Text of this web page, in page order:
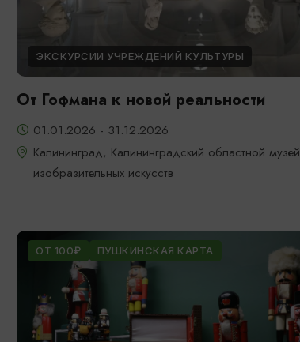
ЭКСКУРСИИ УЧРЕЖДЕНИЙ КУЛЬТУРЫ
От Гофмана к новой реальности
01.01.2026 - 31.12.2026
Калининград, Калининградский областной музей
изобразительных искусств
ОТ 100₽ ПУШКИНСКАЯ КАРТА